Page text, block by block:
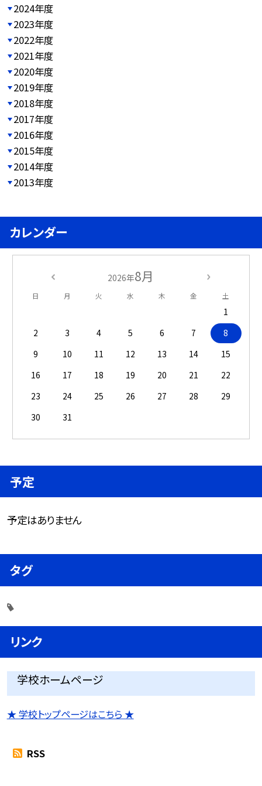
2024年度
2023年度
2022年度
2021年度
2020年度
2019年度
2018年度
2017年度
2016年度
2015年度
2014年度
2013年度
カレンダー
2026年8月
日 月 火 水 木 金 土
1
2
3 4 5 6 7
8
9
10 11 12 13 14
15
16
17 18 19 20 21
22
23
24 25 26 27 28
29
30
31
予定
予定はありません
タグ
リンク
学校ホームページ
★ 学校トップページはこちら ★
RSS